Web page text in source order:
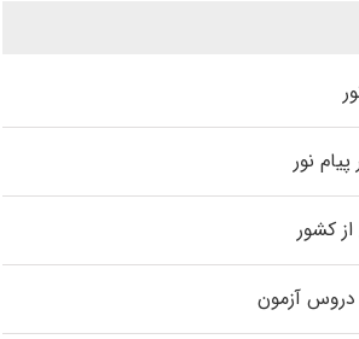
نور
کشور
آزمون